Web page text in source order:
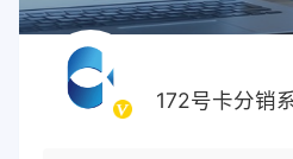
172号卡分销